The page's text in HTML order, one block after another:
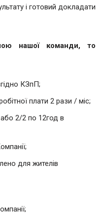
і готовий докладати
нашої команди, то
КЗпП;
плати 2 рази / міс;
2/2 по 12год в
для жителів